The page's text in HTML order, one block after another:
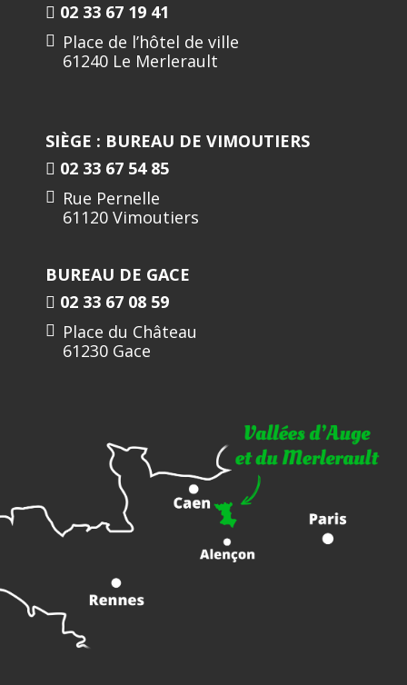
02 33 67 19 41
Place de l’hôtel de ville
61240 Le Merlerault
SIÈGE : BUREAU DE VIMOUTIERS
02 33 67 54 85
Rue Pernelle
61120 Vimoutiers
BUREAU DE GACE
02 33 67 08 59
Place du Château
61230 Gace